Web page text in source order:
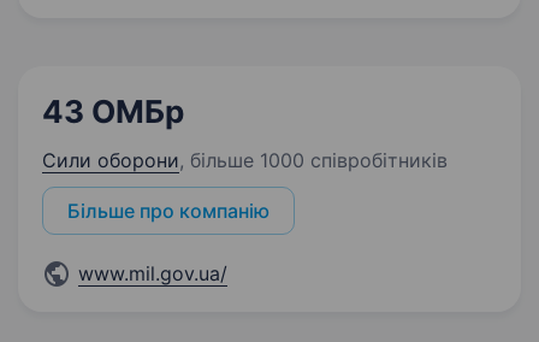
43 ОМБр
Сили оборони, більше 1000 співробітників
Більше про компанію
www.mil.gov.ua/